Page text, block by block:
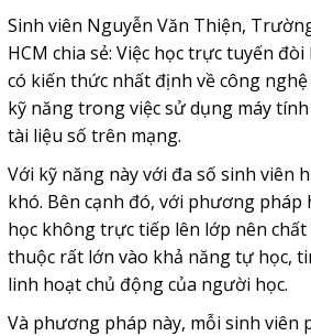
Sinh viên Nguyễn Văn Thiện,
HCM chia sẻ: Việc học trực tuyến
có kiến thức nhất định về công
kỹ năng trong việc sử dụng máy
tài liệu số trên mạng.
Với kỹ năng này với đa số sinh viên
khó. Bên cạnh đó, với phương
học không trực tiếp lên lớp nên
thuộc rất lớn vào khả năng tự học,
linh hoạt chủ động của người học.
Và phương pháp này, mỗi sinh viên